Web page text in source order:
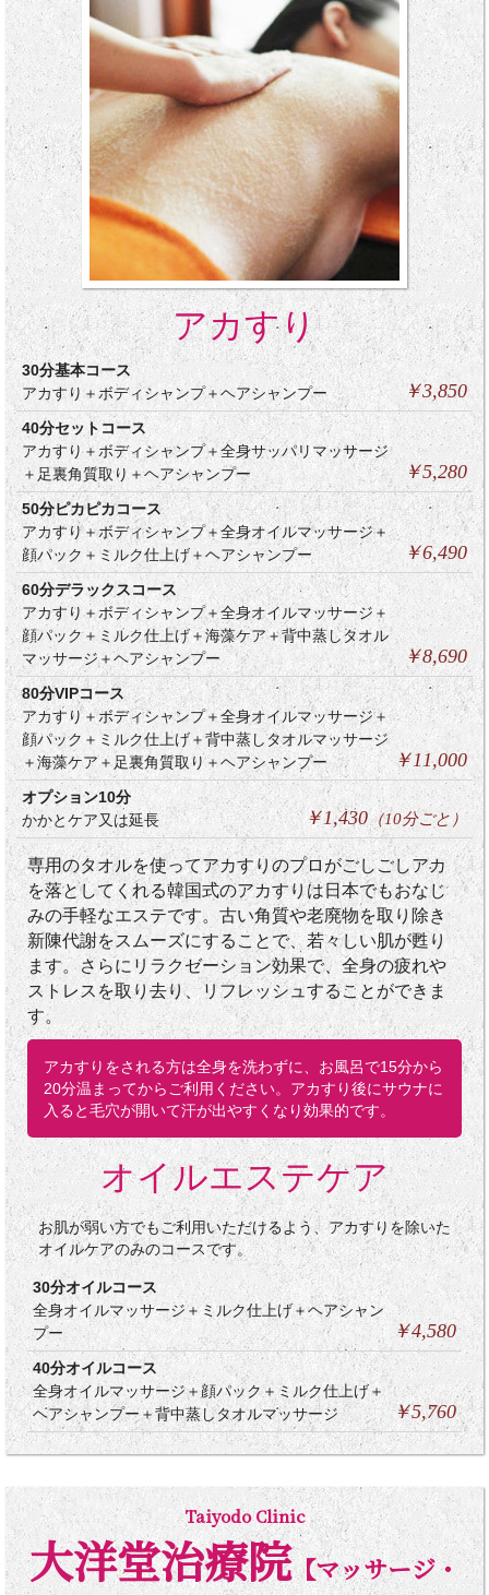
アカすり
30分基本コース
アカすり＋ボディシャンプ＋ヘアシャンプー
￥3,850
40分セットコース
アカすり＋ボディシャンプ＋全身サッパリマッサージ
＋足裏角質取り＋ヘアシャンプー
￥5,280
50分ピカピカコース
アカすり＋ボディシャンプ＋全身オイルマッサージ＋
顔パック＋ミルク仕上げ＋ヘアシャンプー
￥6,490
60分デラックスコース
アカすり＋ボディシャンプ＋全身オイルマッサージ＋
顔パック＋ミルク仕上げ＋海藻ケア＋背中蒸しタオル
マッサージ＋ヘアシャンプー
￥8,690
80分VIPコース
アカすり＋ボディシャンプ＋全身オイルマッサージ＋
顔パック＋ミルク仕上げ＋背中蒸しタオルマッサージ
＋海藻ケア＋足裏角質取り＋ヘアシャンプー
￥11,000
オプション10分
かかとケア又は延長
￥1,430（10分ごと）
専用のタオルを使ってアカすりのプロがごしごしアカ
を落としてくれる韓国式のアカすりは日本でもおなじ
みの手軽なエステです。古い角質や老廃物を取り除き
新陳代謝をスムーズにすることで、若々しい肌が甦り
ます。さらにリラクゼーション効果で、全身の疲れや
ストレスを取り去り、リフレッシュすることができま
す。
アカすりをされる方は全身を洗わずに、お風呂で15分から
20分温まってからご利用ください。アカすり後にサウナに
入ると毛穴が開いて汗が出やすくなり効果的です。
オイルエステケア
お肌が弱い方でもご利用いただけるよう、アカすりを除いた
オイルケアのみのコースです。
30分オイルコース
全身オイルマッサージ＋ミルク仕上げ＋ヘアシャン
プー
￥4,580
40分オイルコース
全身オイルマッサージ＋顔パック＋ミルク仕上げ＋
ヘアシャンプー＋背中蒸しタオルマッサージ
￥5,760
Taiyodo Clinic
大洋堂治療院【マッサージ・